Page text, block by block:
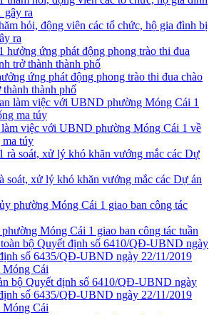
hỏi, động viên các tổ chức, hộ gia đình bị
ra
ứng phát động phong trào thi đua chào
thành phố
việc với UBND phường Móng Cái 1 về
ma túy
soát, xử lý khó khăn vướng mắc các Dự án
Móng Cái 1 giao ban công tác tuần
bộ Quyết định số 6410/QĐ-UBND ngày
số 6435/QĐ-UBND ngày 22/11/2019
Cái